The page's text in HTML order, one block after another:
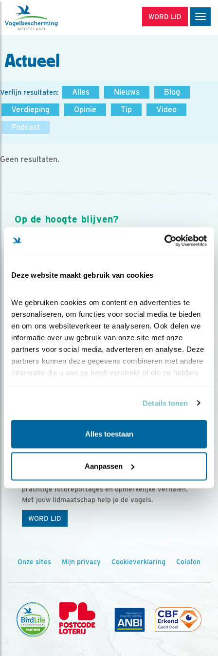
Deze website maakt gebruik van cookies
We gebruiken cookies om content en advertenties te
personaliseren, om functies voor social media te bieden
en om ons websiteverkeer te analyseren. Ook delen we
informatie over uw gebruik van onze site met onze
partners voor social media, adverteren en analyse. Deze
partners kunnen deze gegevens combineren met andere
informatie die u aan ze heeft verstrekt of die ze hebben
Details tonen
Alles toestaan
Aanpassen
WORD LID
Actueel
Verfijn resultaten: Alles Nieuws
Blog
Verdieping
Opinie Tip
Video
Podcast
Geen resultaten.
Op de hoogte blijven?
Meld je aan en ontvang nieuws, inspiratie, acties en tips
over vogels en activiteiten van Vogelbescherming.
Ontvang 5 x Vogels voor € 36,00 per jaar
Vogels is het tijdschrift voor onze leden, met
prachtige fotoreportages en opmerkelijke verhalen.
Met jouw lidmaatschap help je de vogels.
WORD LID
Onze sites Mijn privacy Cookieverklaring Colofon